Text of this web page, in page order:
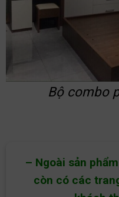
Bộ combo
– Ngoài sản
còn có các